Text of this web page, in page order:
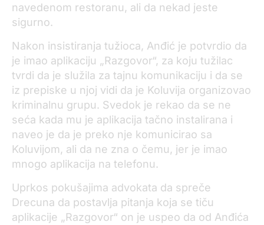
navedenom restoranu, ali da nekad jeste
sigurno.
Nakon insistiranja tužioca, Anđić je potvrdio da
je imao aplikaciju „Razgovor“, za koju tužilac
tvrdi da je služila za tajnu komunikaciju i da se
iz prepiske u njoj vidi da je Koluvija organizovao
kriminalnu grupu. Svedok je rekao da se ne
seća kada mu je aplikacija tačno instalirana i
naveo je da je preko nje komunicirao sa
Koluvijom, ali da ne zna o čemu, jer je imao
mnogo aplikacija na telefonu.
Uprkos pokušajima advokata da spreče
Drecuna da postavlja pitanja koja se tiču
aplikacije „Razgovor“ on je uspeo da od Anđića